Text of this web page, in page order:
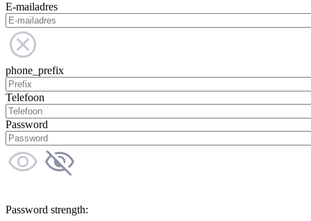
E-mailadres
phone_prefix
Telefoon
Password
Password strength: